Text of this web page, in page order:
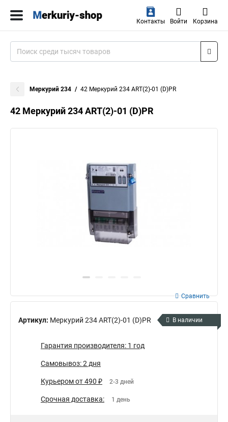
Контакты Войти Корзина
Меркурий 234 42 Меркурий 234 ART(2)-01 (D)PR
42 Меркурий 234 ART(2)-01 (D)PR
Артикул: Меркурий 234 ART(2)-01 (D)PR
Сравнить
В наличии
Гарантия производителя: 1 год
Самовывоз: 2 дня
Курьером от 490 ₽ 2-3 дней
Срочная доставка: 1 день